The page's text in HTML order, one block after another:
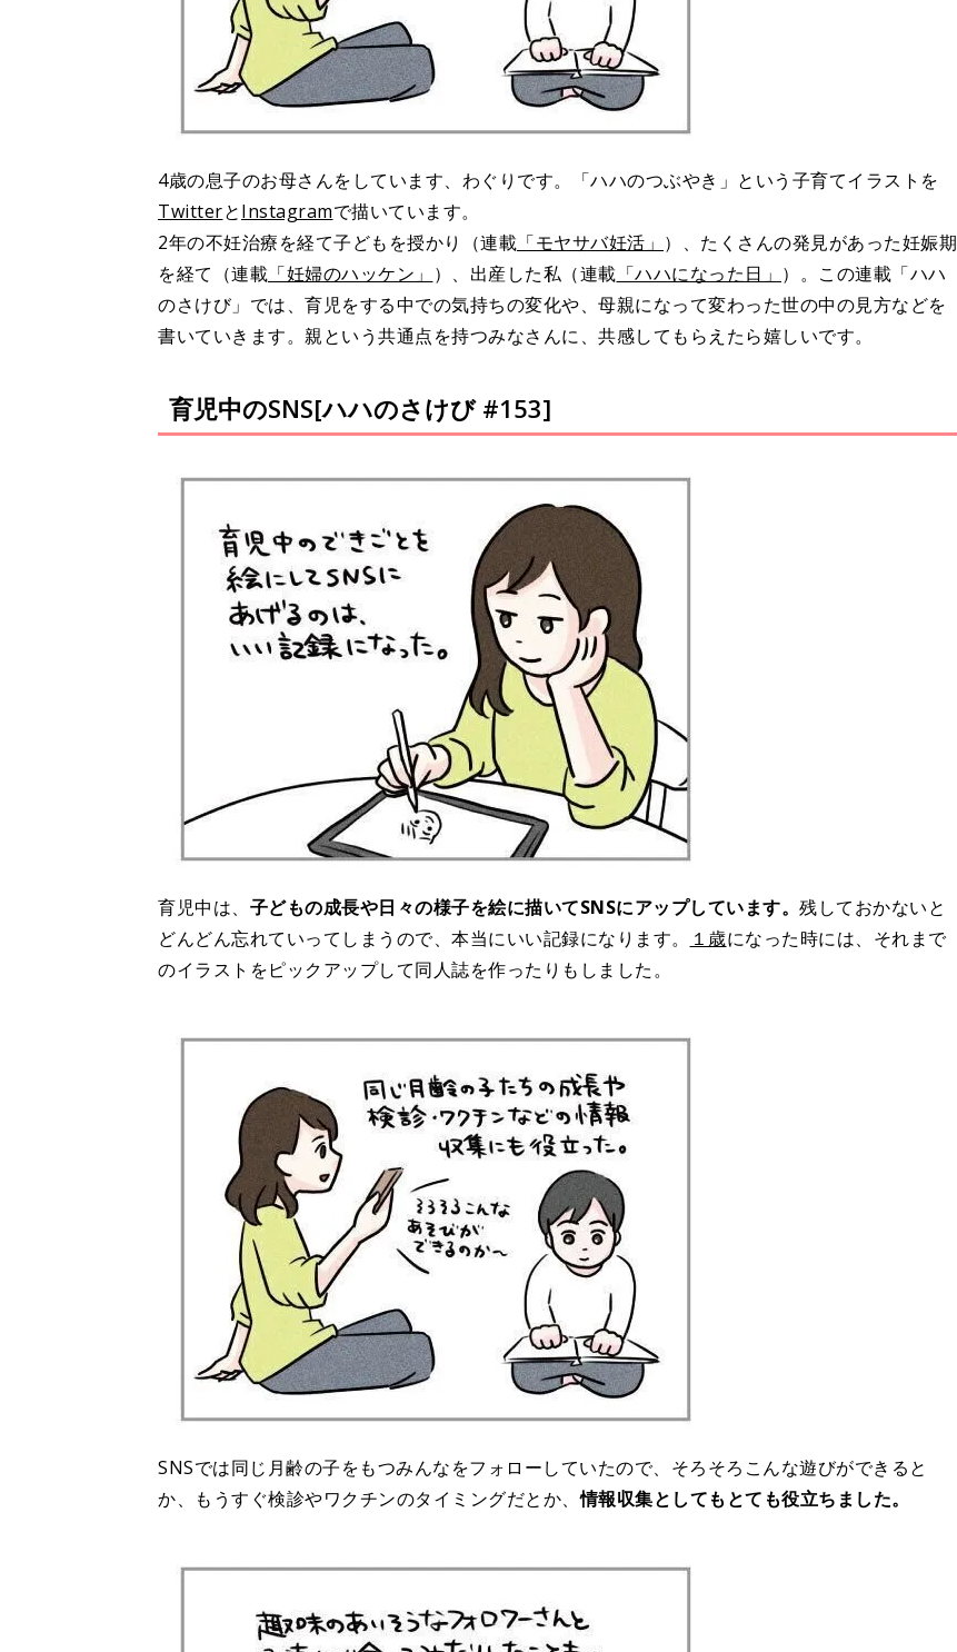
4歳の息子のお母さんをしています、わぐりです。「ハハのつぶやき」という子育てイラストを
TwitterとInstagramで描いています。
2年の不妊治療を経て子どもを授かり（連載 「モヤサバ妊活」 ）、たくさんの発見があった妊娠期
を経て（連載 「妊婦のハッケン」 ）、出産した私（連載 「ハハになった日」 ）。この連載「ハハ
のさけび」では、育児をする中での気持ちの変化や、母親になって変わった世の中の見方などを
書いていきます。親という共通点を持つみなさんに、共感してもらえたら嬉しいです。
育児中のSNS[ハハのさけび #153]
育児中は、 子どもの成長や日々の様子を絵に描いてSNSにアップしています。 残しておかないと
どんどん忘れていってしまうので、本当にいい記録になります。
１歳になった時には、それまで
のイラストをピックアップして同人誌を作ったりもしました。
SNSでは同じ月齢の子をもつみんなをフォローしていたので、そろそろこんな遊びができると
か、もうすぐ検診やワクチンのタイミングだとか、情報収集としてもとても役立ちました。